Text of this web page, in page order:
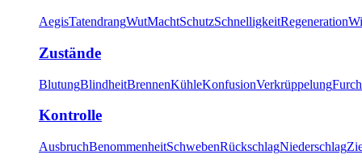
AegisTatendrangWutMachtSchutzSchnelligkeitRegeneration
Zustände
BlutungBlindheitBrennenKühleKonfusionVerkrüppelung
Kontrolle
AusbruchBenommenheitSchwebenRückschlagNiederschlag